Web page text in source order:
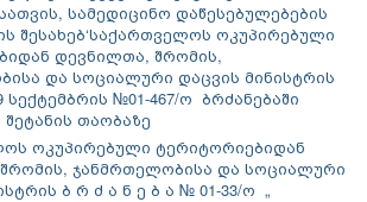
სამედიცინო დაწესებულებების
შესახებ‘საქართველოს ოკუპირებული
დევნილთა, შრომის,
და სოციალური დაცვის მინისტრის
სექტემბრის №01-467/ო ბრძანებაში
თაობაზე
ოკუპირებული ტერიტორიებიდან
ჯანმრთელობისა და სოციალური
ბ რ ძ ა ნ ე ბ ა № 01-33/ო „